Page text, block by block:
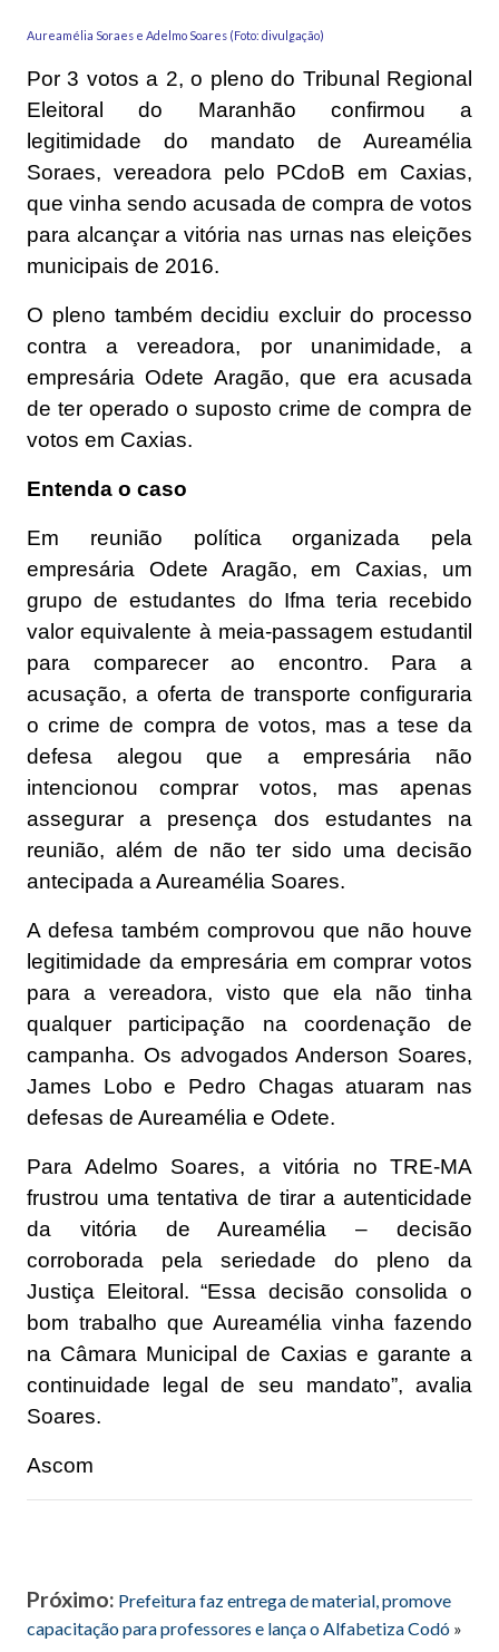
Aureamélia Soraes e Adelmo Soares (Foto: divulgação)
Por 3 votos a 2, o pleno do Tribunal Regional
Eleitoral do Maranhão confirmou a
legitimidade do mandato de Aureamélia
Soraes, vereadora pelo PCdoB em Caxias,
que vinha sendo acusada de compra de votos
para alcançar a vitória nas urnas nas eleições
municipais de 2016.
O pleno também decidiu excluir do processo
contra a vereadora, por unanimidade, a
empresária Odete Aragão, que era acusada
de ter operado o suposto crime de compra de
votos em Caxias.
Entenda o caso
Em reunião política organizada pela
empresária Odete Aragão, em Caxias, um
grupo de estudantes do Ifma teria recebido
valor equivalente à meia-passagem estudantil
para comparecer ao encontro. Para a
acusação, a oferta de transporte configuraria
o crime de compra de votos, mas a tese da
defesa alegou que a empresária não
intencionou comprar votos, mas apenas
assegurar a presença dos estudantes na
reunião, além de não ter sido uma decisão
antecipada a Aureamélia Soares.
A defesa também comprovou que não houve
legitimidade da empresária em comprar votos
para a vereadora, visto que ela não tinha
qualquer participação na coordenação de
campanha. Os advogados Anderson Soares,
James Lobo e Pedro Chagas atuaram nas
defesas de Aureamélia e Odete.
Para Adelmo Soares, a vitória no TRE-MA
frustrou uma tentativa de tirar a autenticidade
da vitória de Aureamélia – decisão
corroborada pela seriedade do pleno da
Justiça Eleitoral. “Essa decisão consolida o
bom trabalho que Aureamélia vinha fazendo
na Câmara Municipal de Caxias e garante a
continuidade legal de seu mandato”, avalia
Soares.
Ascom
Próximo: Prefeitura faz entrega de material, promove
capacitação para professores e lança o Alfabetiza Codó »